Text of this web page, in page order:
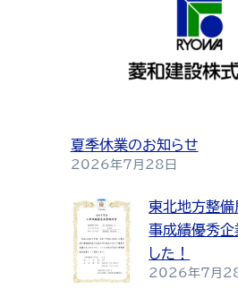
夏季休業のお知らせ
2026年7月28日
東北地方整備
事成績優秀企
した！
2026年7月